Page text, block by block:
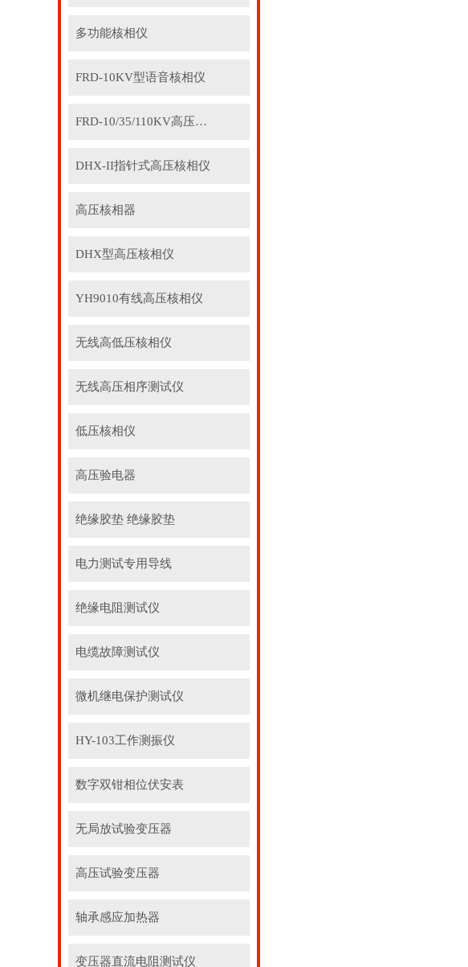
多功能核相仪
FRD-10KV型语音核相仪
FRD-10/35/110KV高压语音核相器
DHX-II指针式高压核相仪
高压核相器
DHX型高压核相仪
YH9010有线高压核相仪
无线高低压核相仪
无线高压相序测试仪
低压核相仪
高压验电器
绝缘胶垫 绝缘胶垫
电力测试专用导线
绝缘电阻测试仪
电缆故障测试仪
微机继电保护测试仪
HY-103工作测振仪
数字双钳相位伏安表
无局放试验变压器
高压试验变压器
轴承感应加热器
变压器直流电阻测试仪